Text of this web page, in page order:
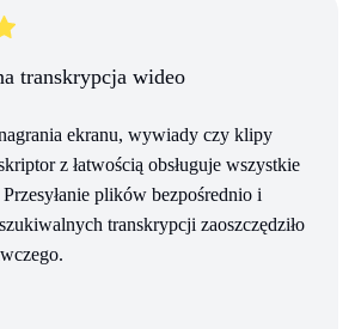
transkrypcja wideo
ekranu, wywiady czy klipy
z łatwością obsługuje wszystkie
plików bezpośrednio i
transkrypcji zaoszczędziło